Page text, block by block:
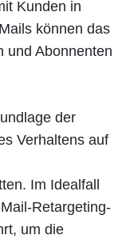
Kunden in
können das
und Abonnenten
der
Verhaltens auf
Im Idealfall
Retargeting-
um die